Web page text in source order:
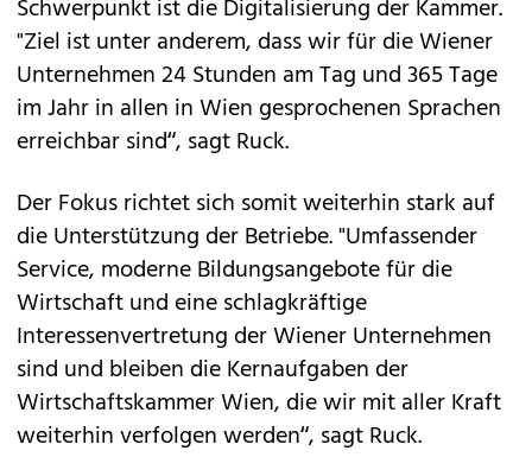
Schwerpunkt ist die Digitalisierung der Kammer.
"Ziel ist unter anderem, dass wir für die Wiener
Unternehmen 24 Stunden am Tag und 365 Tage
im Jahr in allen in Wien gesprochenen Sprachen
erreichbar sind“, sagt Ruck.
Der Fokus richtet sich somit weiterhin stark auf
die Unterstützung der Betriebe. "Umfassender
Service, moderne Bildungsangebote für die
Wirtschaft und eine schlagkräftige
Interessenvertretung der Wiener Unternehmen
sind und bleiben die Kernaufgaben der
Wirtschaftskammer Wien, die wir mit aller Kraft
weiterhin verfolgen werden“, sagt Ruck.